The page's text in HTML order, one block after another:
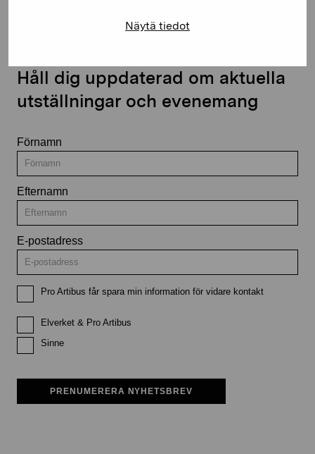
Näytä tiedot
Håll dig uppdaterad om aktuella
utställningar och evenemang
Förnamn
Efternamn
E-postadress
Pro Artibus får spara min information för vidare kontakt
Elverket & Pro Artibus
Sinne
PRENUMERERA NYHETSBREV